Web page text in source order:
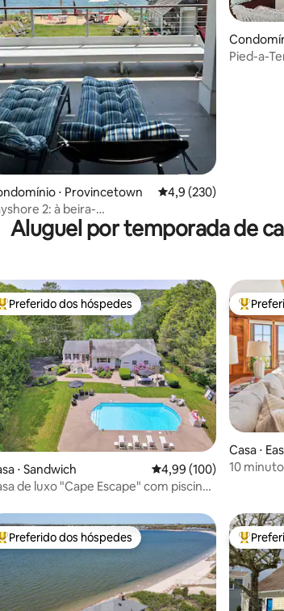
média de 5, 250 avaliações
⋅ Provincetown 4,9 de uma avaliação
4,9 (230)
2: à beira-
estacionamento/animais de
são bem-vindos
Pied-a-
Aluguel por temporada de
média de 5, 389 avaliações
os melhores preferidos dos hóspedes
Preferido dos hóspedes
⋅ Sandwich 4,99 de uma avaliação
4,99 (100)
de luxo "Cape Escape" com piscina
Entre os
Casa ⋅
10
os melhores preferidos dos hóspedes
Preferido dos hóspedes Entre os